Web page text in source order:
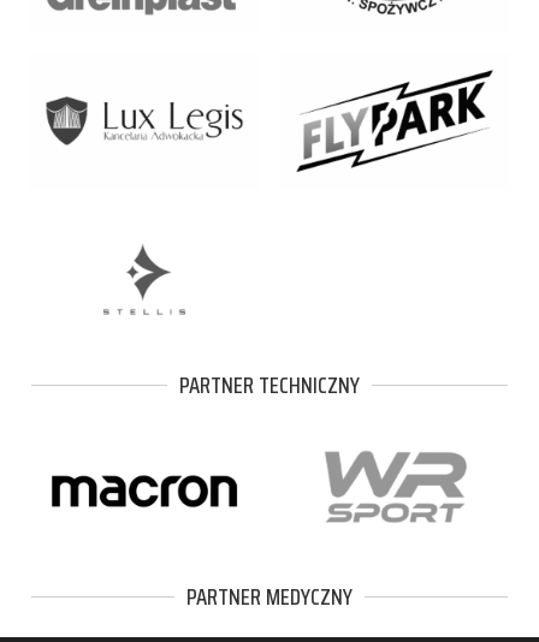
PARTNER TECHNICZNY
PARTNER MEDYCZNY